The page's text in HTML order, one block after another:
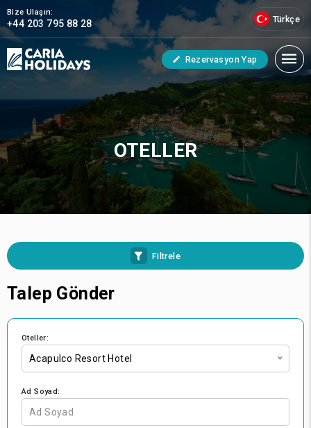
Bize Ulaşın:
+44 203 795 88 28 Türkçe
Rezervasyon Yap
OTELLER
Filtrele
Talep Gönder
Oteller:
Acapulco Resort Hotel
Ad Soyad: